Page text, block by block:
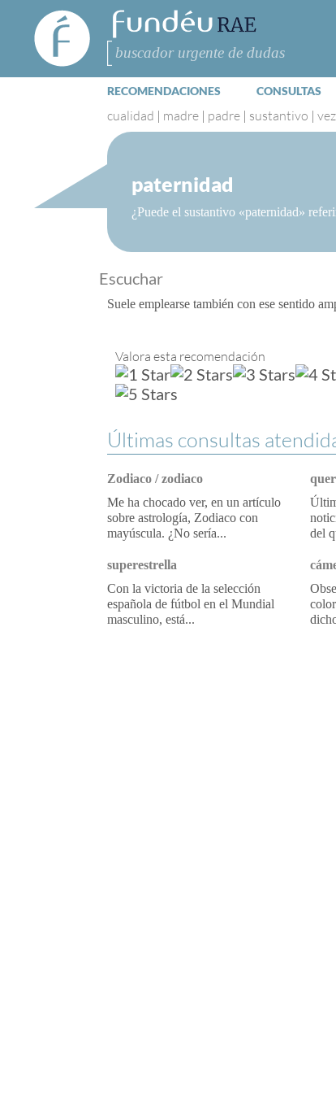
FundéuRAE
- Fundación
del Español
Urgente
Buscar
RECOMENDACIONES CONSULTAS
cualidad | madre | padre | sustantivo | vez
paternidad
¿Puede el sustantivo «paternidad»
Escuchar
Suele emplearse también con ese sentido
Valora esta recomendación
Últimas consultas
Zodiaco / zodiaco
Me ha chocado ver, en un artículo
sobre astrología, Zodiaco con
mayúscula. ¿No sería...
del
superestrella
Con la victoria de la selección
española de fútbol en el Mundial
masculino, está...